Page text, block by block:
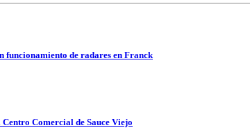
funcionamiento de radares en Franck
Comercial de Sauce Viejo